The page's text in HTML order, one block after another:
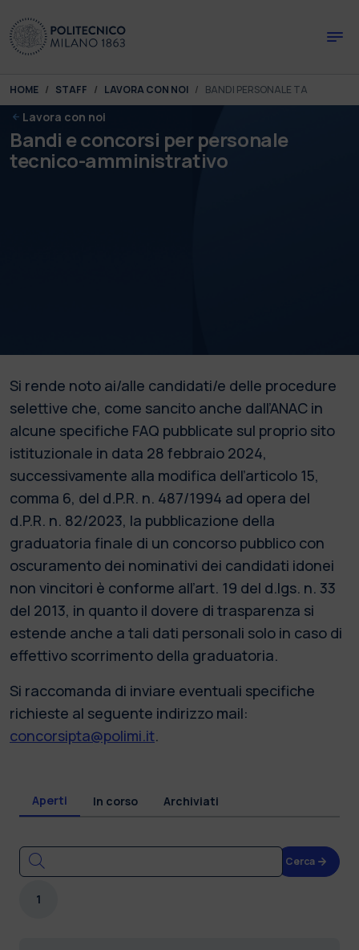
You are here:
HOME STAFF LAVORA CON NOI BANDI PERSONALE TA
Lavora con noi
Bandi e concorsi per personale
tecnico-amministrativo
Si rende noto ai/alle candidati/e delle procedure
selettive che, come sancito anche dall’ANAC in
alcune specifiche FAQ pubblicate sul proprio sito
istituzionale in data 28 febbraio 2024,
successivamente alla modifica dell’articolo 15,
comma 6, del d.P.R. n. 487/1994 ad opera del
d.P.R. n. 82/2023, la pubblicazione della
graduatoria finale di un concorso pubblico con
oscuramento dei nominativi dei candidati idonei
non vincitori è conforme all’art. 19 del d.lgs. n. 33
del 2013, in quanto il dovere di trasparenza si
estende anche a tali dati personali solo in caso di
effettivo scorrimento della graduatoria.
Si raccomanda di inviare eventuali specifiche
richieste al seguente indirizzo mail:
concorsipta@polimi.it.
Aperti In corso Archiviati
Cerca
1